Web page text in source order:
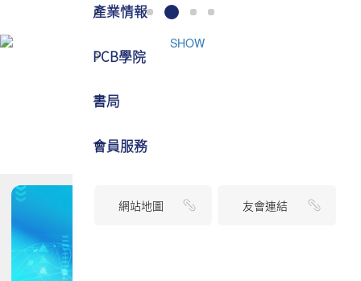
產業情報
PCB學院
書局
會員服務
網站地圖 友會連結